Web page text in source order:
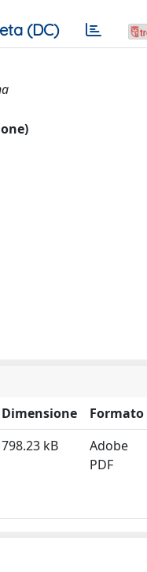
(DC)
Dimensione
Formato
798.23 kB
Adobe
PDF